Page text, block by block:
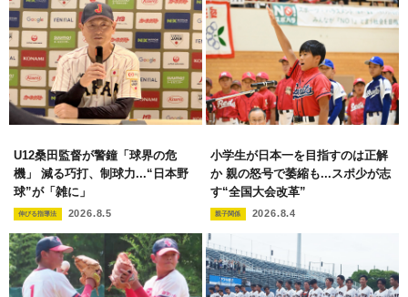
U12桑田監督が警鐘「球界の危
機」 減る巧打、制球力...“日本野
球”が「雑に」
伸びる指導法 2026.8.5
小学生が日本一を目指すのは正解
か 親の怒号で萎縮も...スポ少が志
す“全国大会改革”
親子関係 2026.8.4